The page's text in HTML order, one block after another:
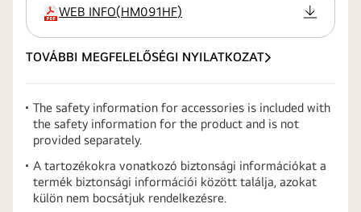
kiterjesztés
WEB INFO(HM091HF)
TOVÁBBI MEGFELELŐSÉGI NYILATKOZAT
The safety information for accessories is included with
the safety information for the product and is not
provided separately.
A tartozékokra vonatkozó biztonsági információkat a
termék biztonsági információi között találja, azokat
külön nem bocsátjuk rendelkezésre.